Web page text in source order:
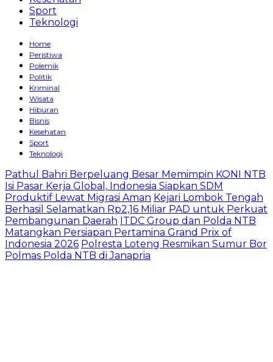
Sport
Teknologi
Home
Peristiwa
Polemik
Politik
Kriminal
Wisata
Hiburan
Bisnis
Kesehatan
Sport
Teknologi
Pathul Bahri Berpeluang Besar Memimpin KONI NTB
Isi Pasar Kerja Global, Indonesia Siapkan SDM
Produktif Lewat Migrasi Aman Kejari Lombok Tengah
Berhasil Selamatkan Rp2,16 Miliar PAD untuk Perkuat
Pembangunan Daerah ITDC Group dan Polda NTB
Matangkan Persiapan Pertamina Grand Prix of
Indonesia 2026 Polresta Loteng Resmikan Sumur Bor
Polmas Polda NTB di Janapria